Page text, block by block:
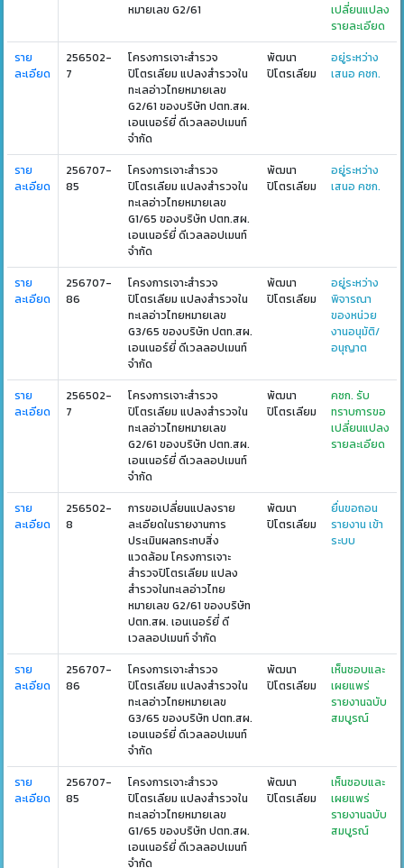
หมายเลข G2/61
เปลี่ยนแปลง
รายละเอียด
ราย
ละเอียด
256502-
7
โครงการเจาะสำรวจ
ปิโตรเลียม แปลงสำรวจใน
ทะเลอ่าวไทยหมายเลข
G2/61 ของบริษัท ปตท.สผ.
เอนเนอร์ยี่ ดีเวลลอปเมนท์
จำกัด
พัฒนา
ปิโตรเลียม
อยู่ระหว่าง
เสนอ คชก.
ราย
ละเอียด
256707-
85
โครงการเจาะสำรวจ
ปิโตรเลียม แปลงสำรวจใน
ทะเลอ่าวไทยหมายเลข
G1/65 ของบริษัท ปตท.สผ.
เอนเนอร์ยี่ ดีเวลลอปเมนท์
จำกัด
พัฒนา
ปิโตรเลียม
อยู่ระหว่าง
เสนอ คชก.
ราย
ละเอียด
256707-
86
โครงการเจาะสำรวจ
ปิโตรเลียม แปลงสำรวจใน
ทะเลอ่าวไทยหมายเลข
G3/65 ของบริษัท ปตท.สผ.
เอนเนอร์ยี่ ดีเวลลอปเมนท์
จำกัด
พัฒนา
ปิโตรเลียม
อยู่ระหว่าง
พิจารณา
ของหน่วย
งานอนุมัติ/
อนุญาต
ราย
ละเอียด
256502-
7
โครงการเจาะสำรวจ
ปิโตรเลียม แปลงสำรวจใน
ทะเลอ่าวไทยหมายเลข
G2/61 ของบริษัท ปตท.สผ.
เอนเนอร์ยี่ ดีเวลลอปเมนท์
จำกัด
พัฒนา
ปิโตรเลียม
คชก. รับ
ทราบการขอ
เปลี่ยนแปลง
รายละเอียด
ราย
ละเอียด
256502-
8
การขอเปลี่ยนแปลงราย
ละเอียดในรายงานการ
ประเมินผลกระทบสิ่ง
แวดล้อม โครงการเจาะ
สำรวจปิโตรเลียม แปลง
สำรวจในทะเลอ่าวไทย
หมายเลข G2/61 ของบริษัท
ปตท.สผ. เอนเนอร์ยี่ ดี
เวลลอปเมนท์ จำกัด
พัฒนา
ปิโตรเลียม
ยื่นขอถอน
รายงาน เข้า
ระบบ
ราย
ละเอียด
256707-
86
โครงการเจาะสำรวจ
ปิโตรเลียม แปลงสำรวจใน
ทะเลอ่าวไทยหมายเลข
G3/65 ของบริษัท ปตท.สผ.
เอนเนอร์ยี่ ดีเวลลอปเมนท์
จำกัด
พัฒนา
ปิโตรเลียม
เห็นชอบและ
เผยแพร่
รายงานฉบับ
สมบูรณ์
ราย
ละเอียด
256707-
85
โครงการเจาะสำรวจ
ปิโตรเลียม แปลงสำรวจใน
ทะเลอ่าวไทยหมายเลข
G1/65 ของบริษัท ปตท.สผ.
เอนเนอร์ยี่ ดีเวลลอปเมนท์
จำกัด
พัฒนา
ปิโตรเลียม
เห็นชอบและ
เผยแพร่
รายงานฉบับ
สมบูรณ์